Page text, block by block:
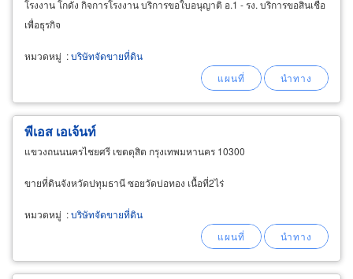
โรงงาน โกดัง กิจการโรงงาน บริการขอใบอนุญาติ อ.1 - รง. บริการขอสินเชื่อ
เพื่อธุรกิจ
หมวดหมู่ :บริษัทจัดขายที่ดิน
พีเอส เอเจ้นท์
แขวงถนนนครไชยศรี เขตดุสิต กรุงเทพมหานคร 10300
ขายที่ดินจังหวัดปทุมธานี ซอยวัดบ่อทอง เนื้อที่2ไร่
หมวดหมู่ :บริษัทจัดขายที่ดิน